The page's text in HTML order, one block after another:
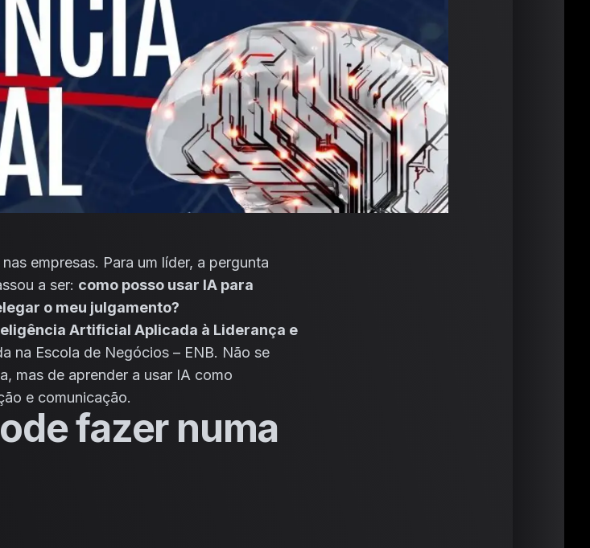
empresas. Para um líder, a pergunta
a ser: como posso usar IA para
o meu julgamento?
Artificial Aplicada à Liderança e
na Escola de Negócios – ENB. Não se
mas de aprender a usar IA como
e comunicação.
fazer numa